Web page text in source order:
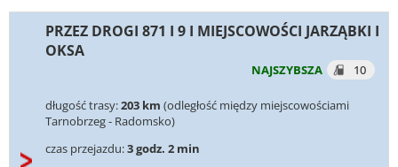
PRZEZ DROGI 871 I 9 I MIEJSCOWOŚCI JARZĄBKI I
OKSA
NAJSZYBSZA 10
długość trasy:203 km (odległość między miejscowościami
Tarnobrzeg - Radomsko)
czas przejazdu:3 godz. 2 min